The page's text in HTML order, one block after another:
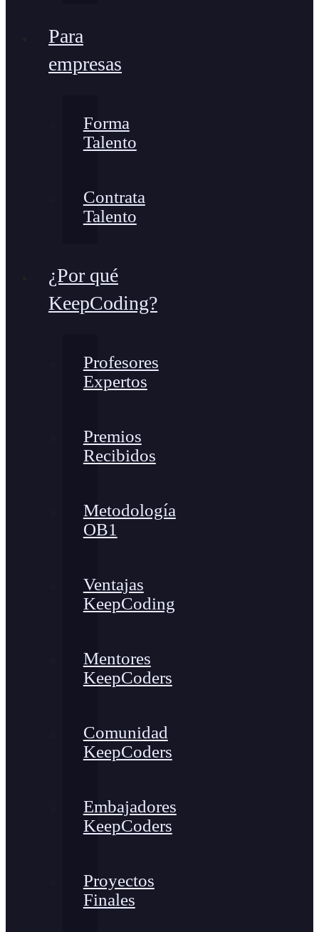
Para
empresas
Forma
Talento
Contrata
Talento
¿Por qué
KeepCoding?
Profesores
Expertos
Premios
Recibidos
Metodología
OB1
Ventajas
KeepCoding
Mentores
KeepCoders
Comunidad
KeepCoders
Embajadores
KeepCoders
Proyectos
Finales